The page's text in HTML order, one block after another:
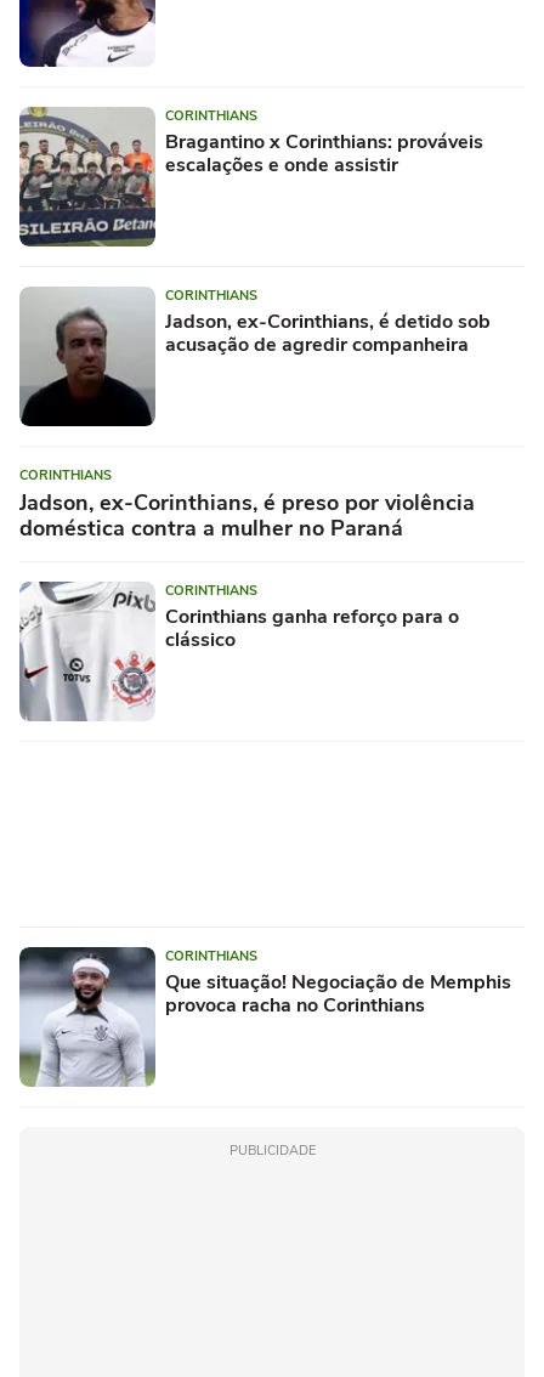
CORINTHIANS
Bragantino x Corinthians: prováveis
escalações e onde assistir
CORINTHIANS
Jadson, ex-Corinthians, é detido sob
acusação de agredir companheira
CORINTHIANS
Jadson, ex-Corinthians, é preso por violência
doméstica contra a mulher no Paraná
CORINTHIANS
Corinthians ganha reforço para o
clássico
CORINTHIANS
Que situação! Negociação de Memphis
provoca racha no Corinthians
PUBLICIDADE